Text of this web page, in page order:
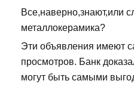
Все,наверно,знают,или
металлокерамика?
Эти объявления имеют
просмотров. Банк
могут быть самыми